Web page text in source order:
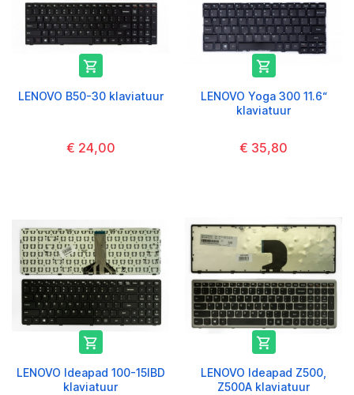

LENOVO B50-30 klaviatuur
€ 24,00

LENOVO Yoga 300 11.6“
klaviatuur
€ 35,80

LENOVO Ideapad 100-15IBD
klaviatuur

LENOVO Ideapad Z500,
Z500A klaviatuur